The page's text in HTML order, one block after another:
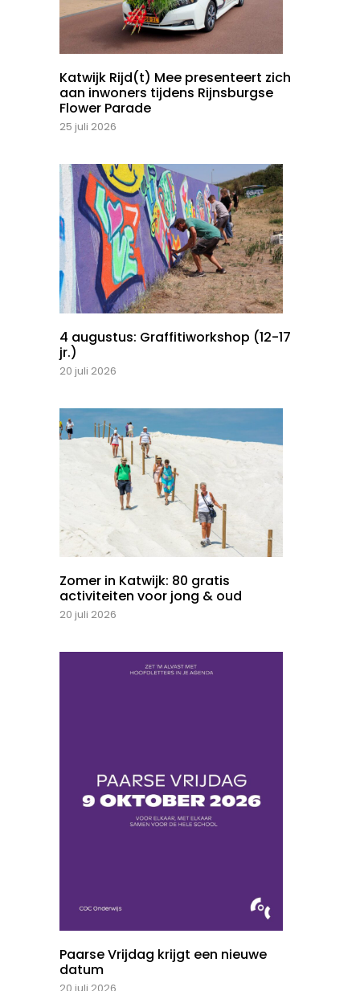
Katwijk Rijd(t) Mee presenteert zich
aan inwoners tijdens Rijnsburgse
Flower Parade
25 juli 2026
4 augustus: Graffitiworkshop (12-17
jr.)
20 juli 2026
Zomer in Katwijk: 80 gratis
activiteiten voor jong & oud
20 juli 2026
Paarse Vrijdag krijgt een nieuwe
datum